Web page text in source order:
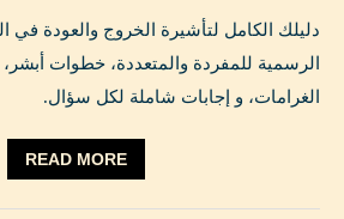
الرسمية للمفردة والمتعددة، خطوات أبشر،
الغرامات، و إجابات شاملة لكل سؤال.
READ MORE